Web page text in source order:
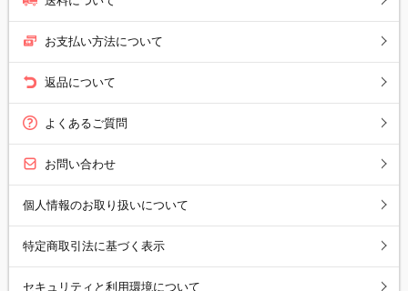
お支払い方法について
返品について
よくあるご質問
お問い合わせ
個人情報のお取り扱いについて
特定商取引法に基づく表示
セキュリティと利用環境について